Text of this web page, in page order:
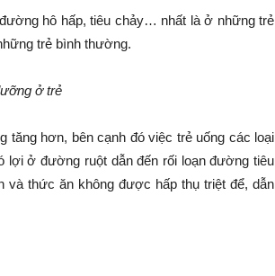
hô hấp, tiêu chảy… nhất là ở những trẻ
trẻ bình thường.
ở trẻ
tăng hơn, bên cạnh đó việc trẻ uống các loại
lợi ở đường ruột dẫn đến rối loạn đường tiêu
và thức ăn không được hấp thụ triệt để, dẫn